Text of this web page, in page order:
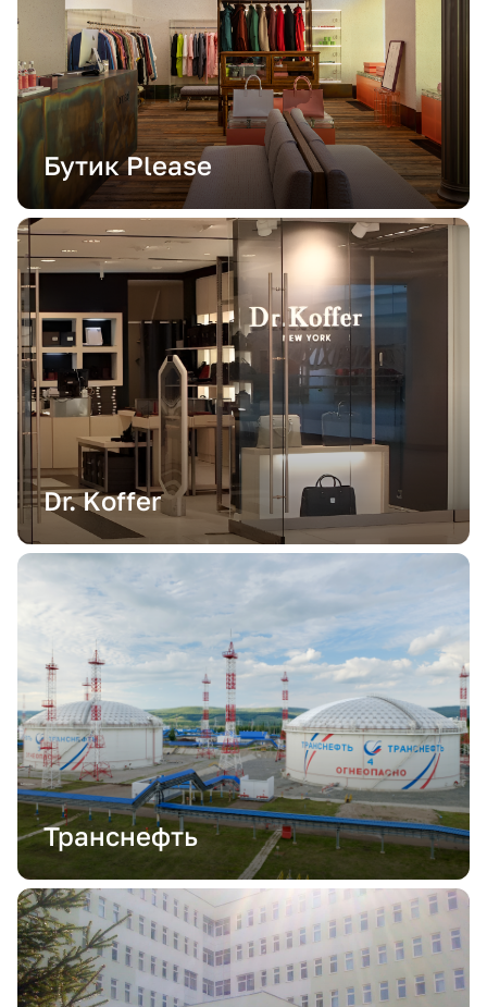
Бутик Please
Dr. Koffer
Транснефть